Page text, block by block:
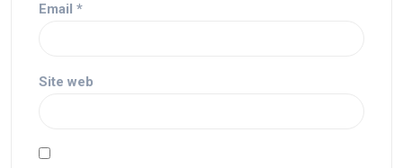
Email *
Site web